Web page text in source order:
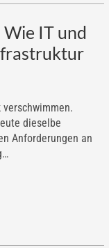
IT und
dieselbe
Anforderungen an